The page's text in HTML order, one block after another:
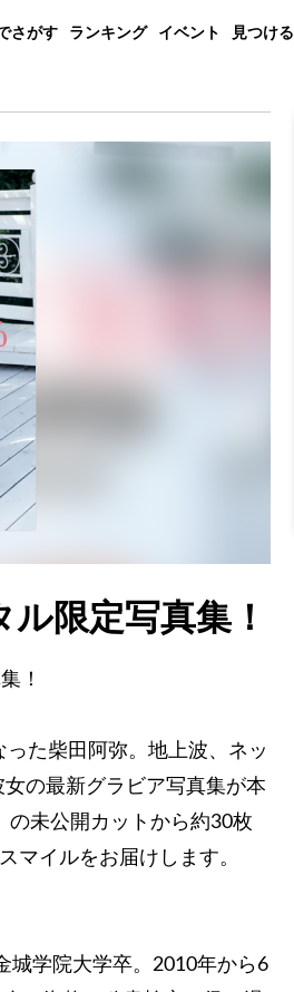
さがす ランキング イベント 見つける
限定写真集！
！
た柴田阿弥。地上波、ネッ
の最新グラビア写真集が本
の未公開カットから約30枚
マイルをお届けします。
城学院大学卒。2010年から6